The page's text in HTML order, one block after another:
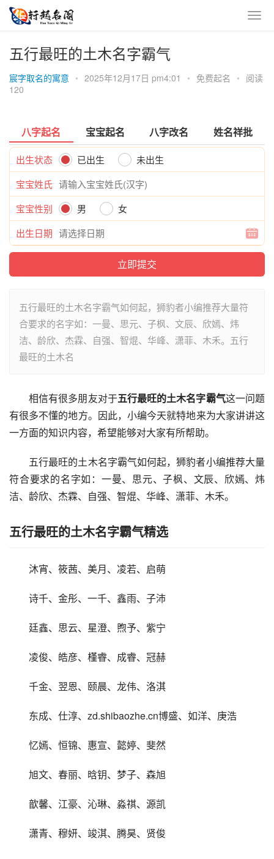
五行最旺的土木名字霸气
宸字取名的寓意 • 2025年12月17日 pm4:01 • 免费起名 • 阅读
120
八字起名 宝宝起名 八字改名 姓名祥批
出生状态 已出生
未出生
宝宝姓氏
宝宝性别
男
女
出生日期
五行最旺的土木名字霸气如何起，狮豹者小编推荐大量符
合要求的名字如：一曼、思元、子枫、文辰、欣嫣、炜
洁、龄欣、杰霖、自强、智焜、华峰、潇菲、木禾。五行
最旺的土木名
相信有很多朋友对于五行最旺的土木名字霸气这一问题
有很多不懂的地方。因此，小编今天就特地来为大家讲讲这
一方面的知识内容，希望能够对大家有所帮助。
五行最旺的土木名字霸气如何起，狮豹者小编推荐大量
符合要求的名字如：一曼、思元、子枫、文辰、欣嫣、炜
洁、龄欣、杰霖、自强、智焜、华峰、潇菲、木禾。
五行最旺的土木名字霸气精选
沐宵、筱茜、美月、凌若、启萌
诗千、金彤、一千、鑫雨、子沛
廷鑫、思云、星澄、煦予、紫宁
凌俊、皓彦、槿睿、成睿、冠赫
千金、翌恩、颐晨、龙伟、洛淇
东成、仕淳、zd.shibaozhe.cn博盛、如洋、庚浩
忆嫣、恒锦、惠宣、懿婷、斐然
旭文、春丽、晗钥、梦子、森旭
歆馨、江豪、沁琳、淼祺、源凯
潇青、穆妍、竣淇、腾昊、贤俊